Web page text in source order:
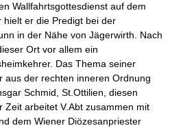
Wallfahrtsgottesdienst auf dem
hielt er die Predigt bei der
in der Nähe von Jägerwirth. Nach
Ort vor allem ein
Das Thema seiner
aus der rechten inneren Ordnung
Schmid, St.Ottilien, diesen
Zeit arbeitet V.Abt zusammen mit
dem Wiener Diözesanpriester